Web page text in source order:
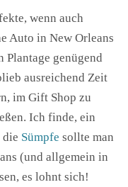
wenn auch
Auto in New Orleans
Plantage genügend
ausreichend Zeit
im Gift Shop zu
Ich finde, ein
die Sümpfe sollte man
(und allgemein in
es lohnt sich!